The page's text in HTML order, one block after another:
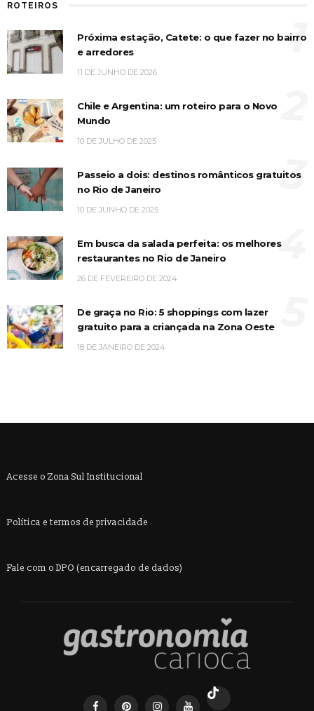
ROTEIROS
Próxima estação, Catete: o que fazer no bairro
e arredores
11 DE JUNHO DE 2026
1
Chile e Argentina: um roteiro para o Novo
Mundo
10 DE JULHO DE 2025
Passeio a dois: destinos românticos gratuitos
no Rio de Janeiro
10 DE JUNHO DE 2025
3
Em busca da salada perfeita: os melhores
restaurantes no Rio de Janeiro
26 DE FEVEREIRO DE 2024
4
De graça no Rio: 5 shoppings com lazer
gratuito para a criançada na Zona Oeste
18 DE JANEIRO DE 2024
Acesse o Zona Sul Institucional
Política e termos de privacidade
Fale com o DPO (encarregado de dados)